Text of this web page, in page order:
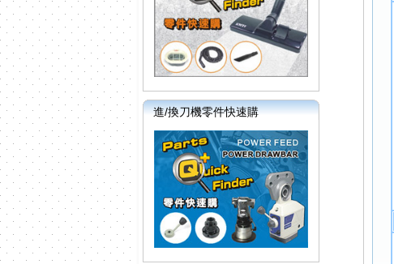
進/換刀機零件快速購